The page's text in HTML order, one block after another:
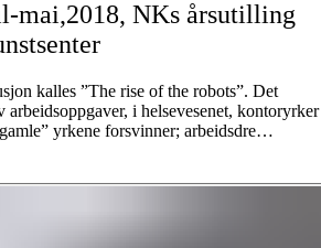
mai,2018, NKs årsutilling
kalles ”The rise of the robots”. Det
arbeidsoppgaver, i helsevesenet, kontoryrker
yrkene forsvinner; arbeidsdre…